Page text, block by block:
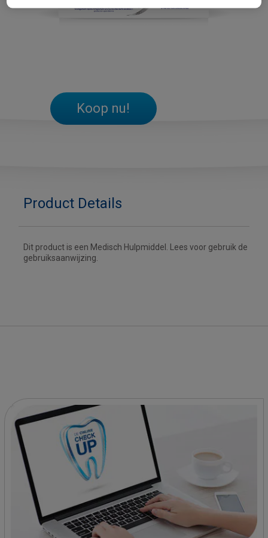
Koop nu!
Product Details
Dit product is een Medisch Hulpmiddel. Lees voor gebruik de
gebruiksaanwijzing.